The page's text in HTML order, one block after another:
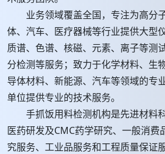
业务领域覆盖全国，专注为高分
体、汽车、医疗器械等行业提供大型
质谱、色谱、核磁、元素、离子等测
分检测等服务；致力于化学材料、生
导体材料、新能源、汽车等领域的专
单位提供专业的技术服务。
手抓饭用料检测机构是先进材料
医药研发及CMC药学研究、一般消费
究服务、工业品服务和工程质量保证